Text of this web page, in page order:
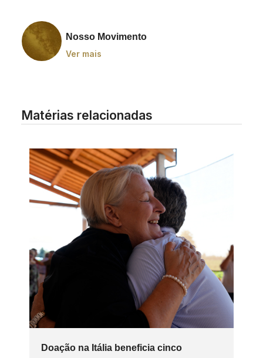
Nosso Movimento
Ver mais
Matérias relacionadas
Doação na Itália beneficia cinco